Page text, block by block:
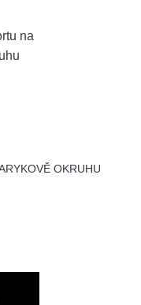
OKRUHU